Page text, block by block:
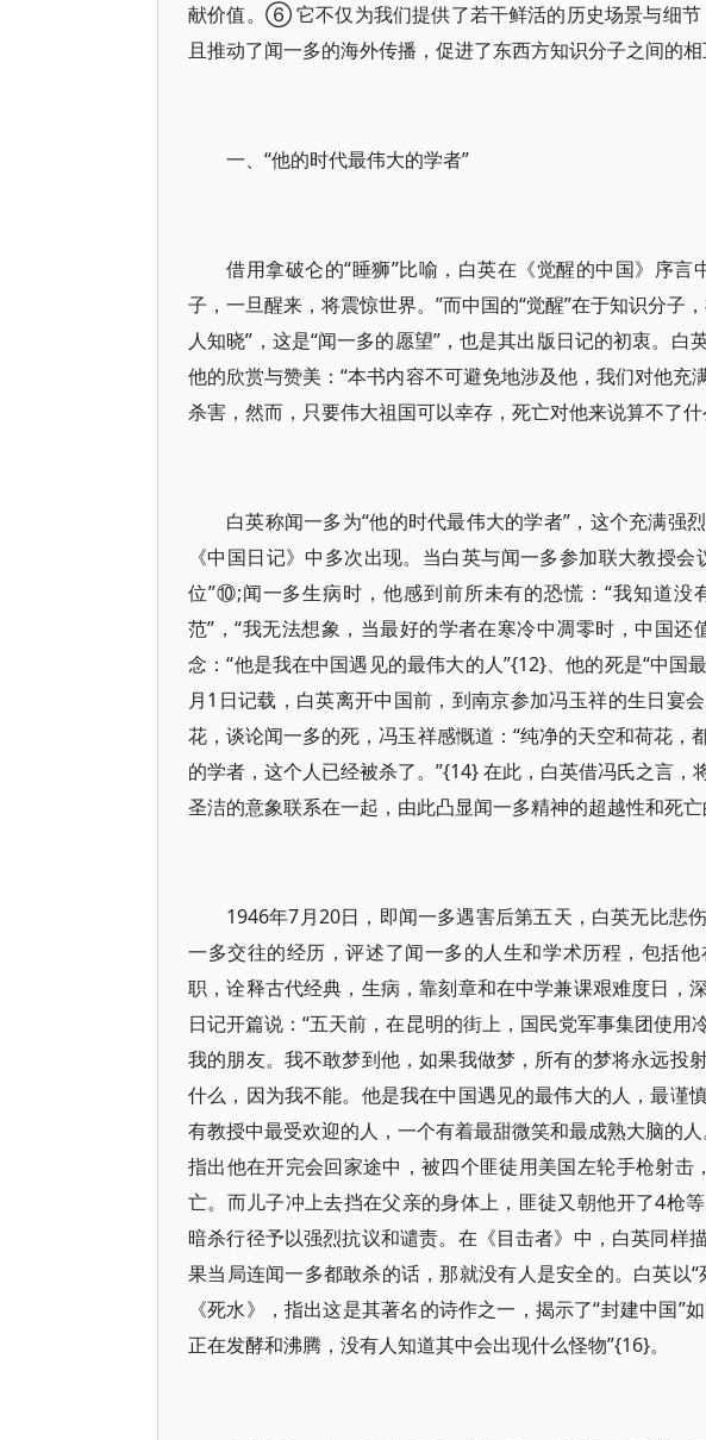
献价值。⑥ 它不仅为我们提供了若干鲜活的历史场景与细
且推动了闻一多的海外传播，促进了东西方知识分子之间的
一、“他的时代最伟大的学者”
借用拿破仑的“睡狮”比喻，白英在《觉醒的中国》序
子，一旦醒来，将震惊世界。”而中国的“觉醒”在于知识分子
人知晓”，这是“闻一多的愿望”，也是其出版日记的初衷。
他的欣赏与赞美：“本书内容不可避免地涉及他，我们对他充
杀害，然而，只要伟大祖国可以幸存，死亡对他来说算不了
白英称闻一多为“他的时代最伟大的学者”，这个充满强
《中国日记》中多次出现。当白英与闻一多参加联大教授
位”⑩;闻一多生病时，他感到前所未有的恐慌：“我知道没
范”，“我无法想象，当最好的学者在寒冷中凋零时，中国
念：“他是我在中国遇见的最伟大的人”{12}、他的死是“中国
月1日记载，白英离开中国前，到南京参加冯玉祥的生日宴
花，谈论闻一多的死，冯玉祥感慨道：“纯净的天空和荷花，
的学者，这个人已经被杀了。”{14} 在此，白英借冯氏之言
圣洁的意象联系在一起，由此凸显闻一多精神的超越性和死亡
1946年7月20日，即闻一多遇害后第五天，白英无比悲
一多交往的经历，评述了闻一多的人生和学术历程，包括
职，诠释古代经典，生病，靠刻章和在中学兼课艰难度日，
日记开篇说：“五天前，在昆明的街上，国民党军事集团使
我的朋友。我不敢梦到他，如果我做梦，所有的梦将永远投
什么，因为我不能。他是我在中国遇见的最伟大的人，最谨
有教授中最受欢迎的人，一个有着最甜微笑和最成熟大脑的
指出他在开完会回家途中，被四个匪徒用美国左轮手枪射
亡。而儿子冲上去挡在父亲的身体上，匪徒又朝他开了4枪
暗杀行径予以强烈抗议和谴责。在《目击者》中，白英同样
果当局连闻一多都敢杀的话，那就没有人是安全的。白英以
《死水》，指出这是其著名的诗作之一，揭示了“封建中国”
正在发酵和沸腾，没有人知道其中会出现什么怪物”{16}。